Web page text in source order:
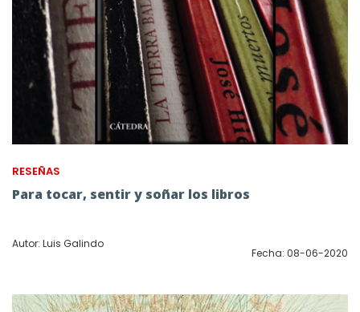
RESEÑAS
Para tocar, sentir y soñar los libros
Autor: Luis Galindo
Fecha: 08-06-2020